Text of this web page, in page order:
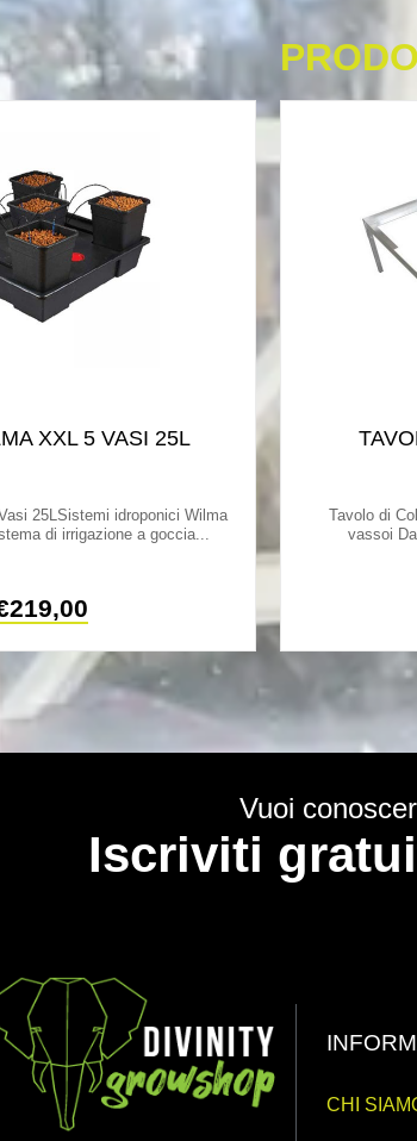
XXL 5 VASI 25L
25LSistemi idroponici Wilma
di irrigazione a goccia...
219,00
Tavolo di
vassoi
Vuoi
Iscriviti
CHI